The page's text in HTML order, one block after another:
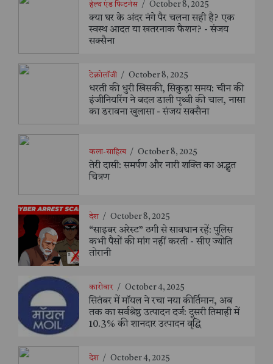
हेल्थ एंड फिटनेस / October 8, 2025
क्या घर के अंदर नंगे पैर चलना सही है? एक
स्वस्थ आदत या खतरनाक फैशन? - संजय
सक्सैना
टेक्नोलॉजी / October 8, 2025
धरती की धुरी खिसकी, सिकुड़ा समय: चीन की
इंजीनियरिंग ने बदल डाली पृथ्वी की चाल, नासा
का डरावना खुलासा - संजय सक्सैना
कला-साहित्य / October 8, 2025
तेरी दासी: समर्पण और नारी शक्ति का अद्भुत
चित्रण
देश / October 8, 2025
“साइबर अरेस्ट” ठगी से सावधान रहें: पुलिस
कभी पैसों की मांग नहीं करती - सीए ज्योति
तोरानी
कारोबार / October 4, 2025
सितंबर में मॉयल ने रचा नया कीर्तिमान, अब
तक का सर्वश्रेष्ठ उत्पादन दर्ज: दूसरी तिमाही में
10.3% की शानदार उत्पादन वृद्धि
देश / October 4, 2025